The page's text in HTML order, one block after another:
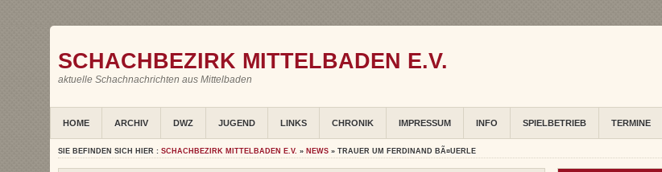
SCHACHBEZIRK MITTELBADEN E.V.
aktuelle Schachnachrichten aus Mittelbaden
HOME ARCHIV DWZ JUGEND LINKS CHRONIK IMPRESSUM INFO SPIELBETRIEB TERMINE
SIE BEFINDEN SICH HIER : SCHACHBEZIRK MITTELBADEN E.V. » NEWS » TRAUER UM FERDINAND BÃ¤UERLE